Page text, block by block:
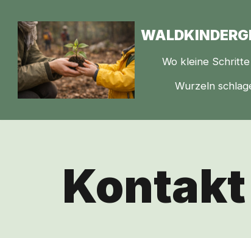
Zum
Inhalt
springen
Wo kleine
Wurzeln
Kontakt